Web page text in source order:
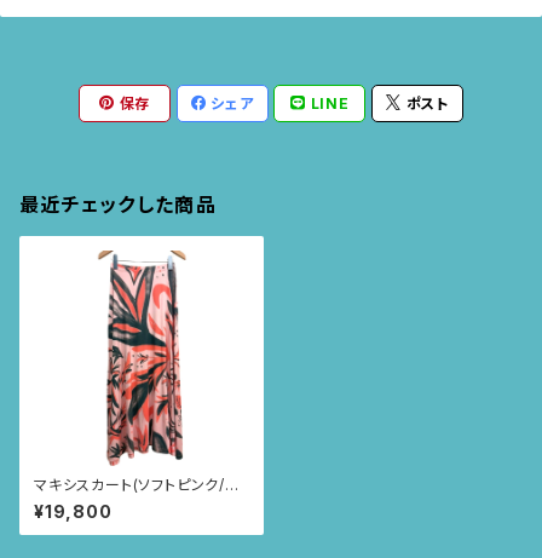
保存 シェア LINE ポスト
最近チェックした商品
マキシスカート(ソフトピンク/ア
イリス柄)
¥19,800